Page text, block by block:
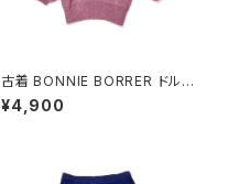
古着 BONNIE BORRER ドルマ
ンスリーブ フリンジ 無地 シルク
長袖 ニット セーター ピンク (ttu
¥4,900